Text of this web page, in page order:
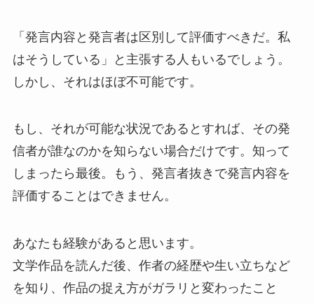
「発言内容と発言者は区別して評価すべきだ。私
はそうしている」と主張する人もいるでしょう。
しかし、それはほぼ不可能です。
もし、それが可能な状況であるとすれば、その発
信者が誰なのかを知らない場合だけです。知って
しまったら最後。もう、発言者抜きで発言内容を
評価することはできません。
あなたも経験があると思います。
文学作品を読んだ後、作者の経歴や生い立ちなど
を知り、作品の捉え方がガラリと変わったこと